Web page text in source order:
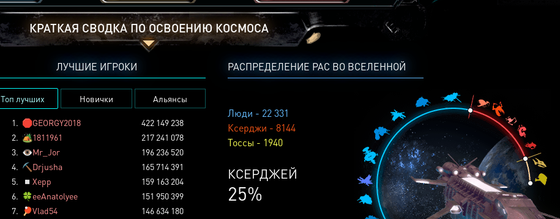
КРАТКАЯ СВОДКА ПО ОСВОЕНИЮ КОСМОСА
РАСПРЕДЕЛЕНИЕ РАС ВО ВСЕЛЕННОЙ
Люди - 22 331
Ксерджи - 8144
Тоссы - 1940
КСЕРДЖЕЙ
25%
ЛУЧШИЕ ИГРОКИ
Топ лучших Новички Альянсы
1. 🛑GEORGY2018
422 149 238
2. 🏕️1811961
217 241 078
3. 👁️Mr_Jor
196 236 520
4. ⛏️ Drjusha
165 714 391
5.
◽ Xepp
159 163 204
6. 🍀eeAnatolyee
151 950 399
7.
🏓Vlad54
146 634 180